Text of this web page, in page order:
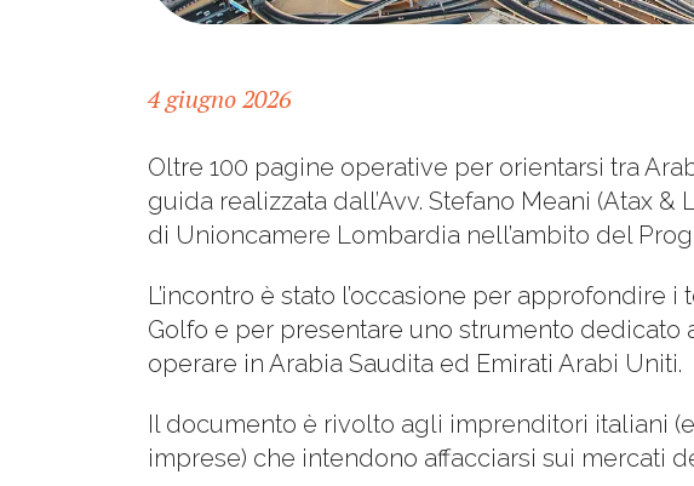
4 giugno 2026
Oltre 100 pagine operative per orientarsi tra
guida realizzata dall’Avv. Stefano Meani (Atax
di Unioncamere Lombardia nell’ambito del
L’incontro è stato l’occasione per approfondire
Golfo e per presentare uno strumento
operare in Arabia Saudita ed Emirati Arabi Uniti.
Il documento è rivolto agli imprenditori italiani
imprese) che intendono affacciarsi sui mercati